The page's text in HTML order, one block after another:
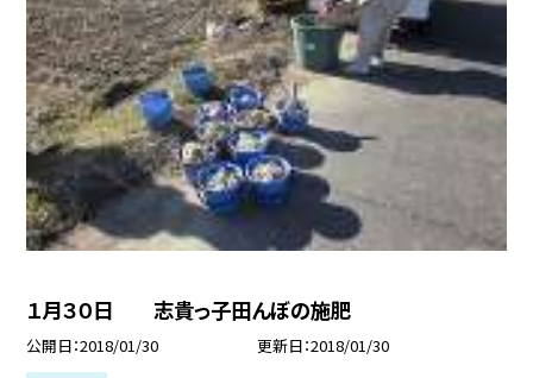
１月３０日 志貴っ子田んぼの施肥
公開日 2018/01/30 更新日 2018/01/30